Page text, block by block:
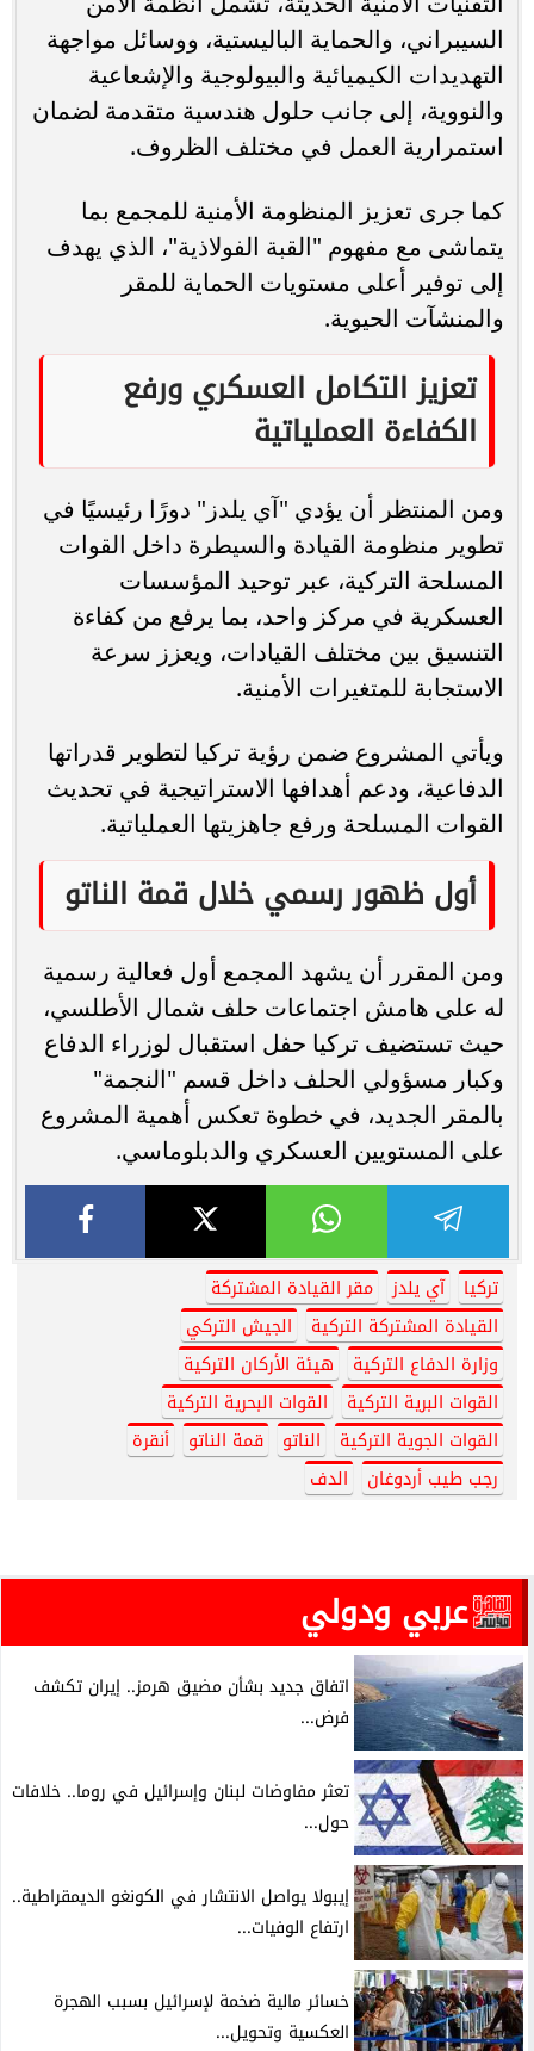
السيبراني، والحماية الباليستية، ووسائل مواجهة
التهديدات الكيميائية والبيولوجية والإشعاعية
والنووية، إلى جانب حلول هندسية متقدمة لضمان
استمرارية العمل في مختلف الظروف.
كما جرى تعزيز المنظومة الأمنية للمجمع بما
يتماشى مع مفهوم "القبة الفولاذية"، الذي يهدف
إلى توفير أعلى مستويات الحماية للمقر
والمنشآت الحيوية.
تعزيز التكامل العسكري ورفع
الكفاءة العملياتية
ومن المنتظر أن يؤدي "آي يلدز" دورًا رئيسيًا في
تطوير منظومة القيادة والسيطرة داخل القوات
المسلحة التركية، عبر توحيد المؤسسات
العسكرية في مركز واحد، بما يرفع من كفاءة
التنسيق بين مختلف القيادات، ويعزز سرعة
الاستجابة للمتغيرات الأمنية.
ويأتي المشروع ضمن رؤية تركيا لتطوير قدراتها
الدفاعية، ودعم أهدافها الاستراتيجية في تحديث
القوات المسلحة ورفع جاهزيتها العملياتية.
أول ظهور رسمي خلال قمة الناتو
ومن المقرر أن يشهد المجمع أول فعالية رسمية
له على هامش اجتماعات حلف شمال الأطلسي،
حيث تستضيف تركيا حفل استقبال لوزراء الدفاع
وكبار مسؤولي الحلف داخل قسم "النجمة"
بالمقر الجديد، في خطوة تعكس أهمية المشروع
على المستويين العسكري والدبلوماسي.
تركيا آي يلدز
مقر القيادة المشتركة
القيادة المشتركة التركية
الجيش التركي
وزارة الدفاع التركية
هيئة الأركان التركية
القوات البرية التركية
القوات البحرية التركية
القوات الجوية التركية
الناتو قمة الناتو
أنقرة
رجب طيب أردوغان
الدف
عربي ودولي
اتفاق جديد بشأن مضيق هرمز.. إيران تكشف
فرض...
تعثر مفاوضات لبنان وإسرائيل في روما.. خلافات
حول...
إيبولا يواصل الانتشار في الكونغو الديمقراطية..
ارتفاع الوفيات...
خسائر مالية ضخمة لإسرائيل بسبب الهجرة
العكسية وتحويل...